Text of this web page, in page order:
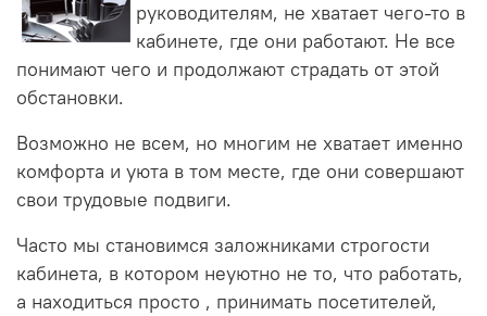
руководителям, не хватает чего-то в
кабинете, где они работают. Не все
понимают чего и продолжают страдать от этой
обстановки.
Возможно не всем, но многим не хватает именно
комфорта и уюта в том месте, где они совершают
свои трудовые подвиги.
Часто мы становимся заложниками строгости
кабинета, в котором неуютно не то, что работать,
а находиться просто , принимать посетителей,